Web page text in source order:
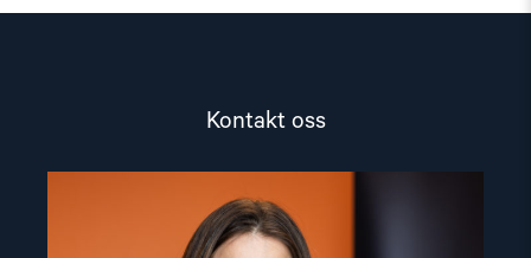
Kontakt oss
article
"Lene
Wetteland"